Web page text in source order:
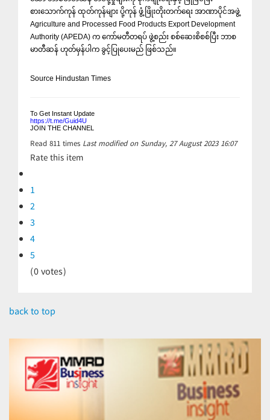
စားသောက်ကုန် ထုတ်ကုန်များ ပို့ကုန် ဖွံ့ဖြိုးတိုးတက်ရေး အာဏာပိုင်အဖွဲ့
Agriculture and Processed Food Products Export Development
Authority (APEDA) က ကော်မတီတရပ် ဖွဲ့စည်း စစ်ဆေးစိစစ်ပြီး ဘာစ
မာတီဆန် ဟုတ်မှန်ပါက ခွင့်ပြုပေးမည် ဖြစ်သည်။
Source Hindustan Times
To Get Instant Update
https://t.me/Guid4U
JOIN THE CHANNEL
Read811times Last modified on Sunday, 27 August 2023 16:07
Rate this item
1
2
3
4
5
(0 votes)
back to top